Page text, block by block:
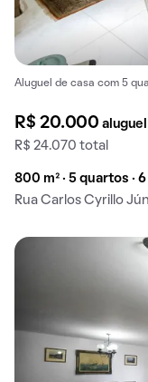
Aluguel de casa com 5
R$ 20.000aluguel
R$ 24.070 total
800 m² · 5 quartos ·
Rua Carlos Cyrillo